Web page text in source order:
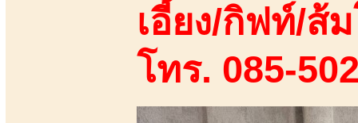
เอี้ยง/กิฟท์/ส้
โทร. 085-